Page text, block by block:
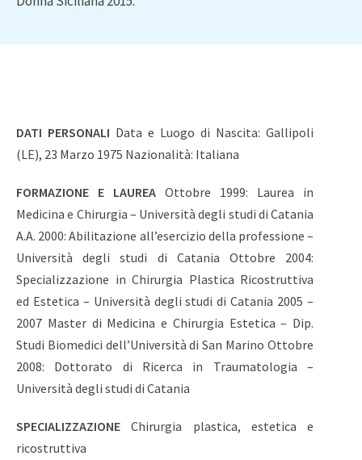
DATI PERSONALI Data e Luogo di Nascita: Gallipoli
(LE), 23 Marzo 1975 Nazionalità: Italiana
FORMAZIONE E LAUREA Ottobre 1999: Laurea in
Medicina e Chirurgia – Università degli studi di Catania
A.A. 2000: Abilitazione all’esercizio della professione –
Università degli studi di Catania Ottobre 2004:
Specializzazione in Chirurgia Plastica Ricostruttiva
ed Estetica – Università degli studi di Catania 2005 –
2007 Master di Medicina e Chirurgia Estetica – Dip.
Studi Biomedici dell’Università di San Marino Ottobre
2008: Dottorato di Ricerca in Traumatologia –
Università degli studi di Catania
SPECIALIZZAZIONE Chirurgia plastica, estetica e
ricostruttiva